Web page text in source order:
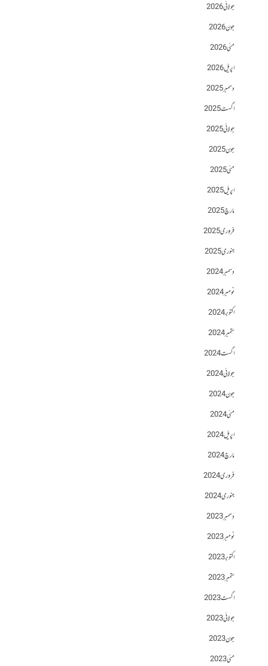
جولائی 2026
جون 2026
مئی 2026
اپریل 2026
دسمبر 2025
اگست 2025
جولائی 2025
جون 2025
مئی 2025
اپریل 2025
مارچ 2025
فروری 2025
جنوری 2025
دسمبر 2024
نومبر 2024
اکتوبر 2024
ستمبر 2024
اگست 2024
جولائی 2024
جون 2024
مئی 2024
اپریل 2024
مارچ 2024
فروری 2024
جنوری 2024
دسمبر 2023
نومبر 2023
اکتوبر 2023
ستمبر 2023
اگست 2023
جولائی 2023
جون 2023
مئی 2023